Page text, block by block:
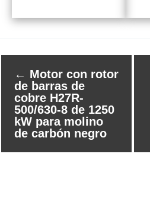
← Motor con rotor
de barras de
cobre H27R-
500/630-8 de 1250
kW para molino
de carbón negro